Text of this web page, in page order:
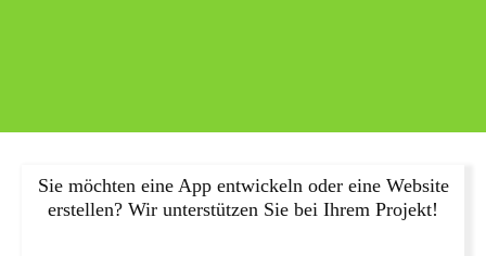
Sie möchten eine App entwickeln oder eine Website
erstellen? Wir unterstützen Sie bei Ihrem Projekt!